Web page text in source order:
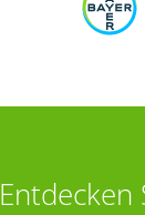
Entdecken